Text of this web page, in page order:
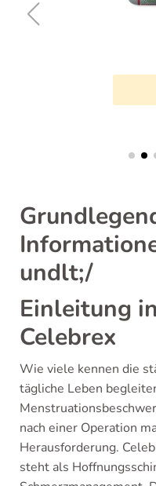
undlt;/
Einleitung
Celebrex
Wie viele kennen die
tägliche Leben
nach einer Operation
Herausforderung.
steht als